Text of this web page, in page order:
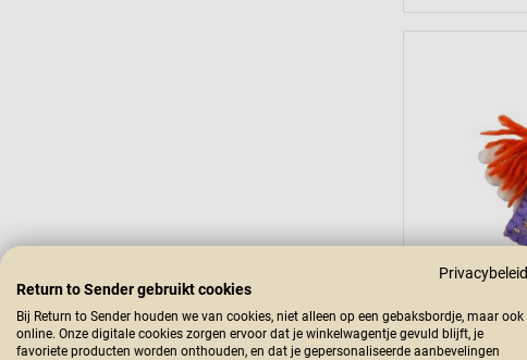
Privacybeleid
Return to Sender gebruikt cookies
Bij Return to Sender houden we van cookies, niet alleen op een gebaksbordje, maar ook
online. Onze digitale cookies zorgen ervoor dat je winkelwagentje gevuld blijft, je
favoriete producten worden onthouden, en dat je gepersonaliseerde aanbevelingen